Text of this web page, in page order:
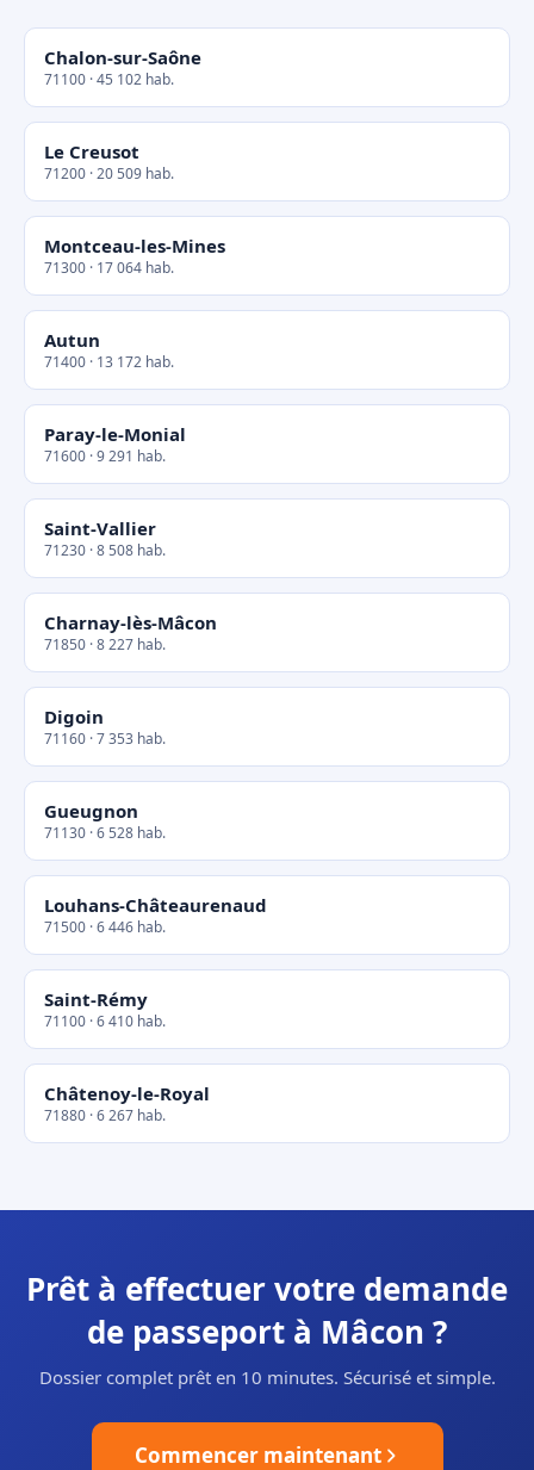
Chalon-sur-Saône
71100 · 45 102 hab.
Le Creusot
71200 · 20 509 hab.
Montceau-les-Mines
71300 · 17 064 hab.
Autun
71400 · 13 172 hab.
Paray-le-Monial
71600 · 9 291 hab.
Saint-Vallier
71230 · 8 508 hab.
Charnay-lès-Mâcon
71850 · 8 227 hab.
Digoin
71160 · 7 353 hab.
Gueugnon
71130 · 6 528 hab.
Louhans-Châteaurenaud
71500 · 6 446 hab.
Saint-Rémy
71100 · 6 410 hab.
Châtenoy-le-Royal
71880 · 6 267 hab.
Prêt à effectuer votre demande
de passeport à Mâcon ?
Dossier complet prêt en 10 minutes. Sécurisé et simple.
Commencer maintenant